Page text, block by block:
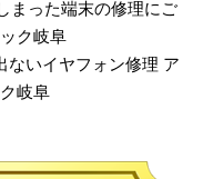
まった端末の修理にご
ク岐阜
いイヤフォン修理 ア
岐阜